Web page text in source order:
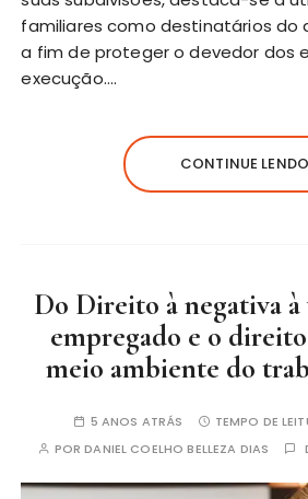
familiares como destinatários do
a fim de proteger o devedor dos
execução….
CONTINUE LENDO
Do Direito à negativa à
empregado e o
meio ambiente do
5 ANOS ATRÁS TEMPO DE
PORDANIEL COELHO BELLEZA DIAS